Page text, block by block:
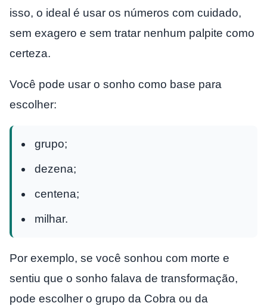
isso, o ideal é usar os números com cuidado,
sem exagero e sem tratar nenhum palpite como
certeza.
Você pode usar o sonho como base para
escolher:
grupo;
dezena;
centena;
milhar.
Por exemplo, se você sonhou com morte e
sentiu que o sonho falava de transformação,
pode escolher o grupo da Cobra ou da